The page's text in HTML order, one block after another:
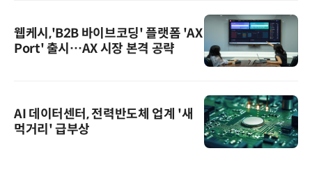
웹케시,'B2B 바이브코딩' 플랫폼 'AX
Port' 출시…AX 시장 본격 공략
AI 데이터센터, 전력반도체 업계 '새
먹거리' 급부상